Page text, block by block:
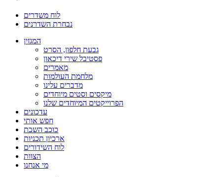
לוח משדרים
נבחרת השדרנים
המגזין
גבעת חלפון, הסרט
פסטיבל שירי דיכאון
מאמרים
מלחמת העולמות
מדברים עלינו
מיקסים וסטים מיוחדים
הפרוייקטים המיוחדים שלנו
עדכונים
חפש אותי
כוכב השבת
ארכיון תכניות
לוח השידורים
הצוות
מי אנחנו